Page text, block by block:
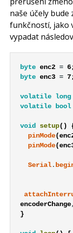
naše účely
funkčností, jako
vypadat
byte enc2 = 6
byte enc3 = 7
volatile long
volatile
bool
void setup( )
pinMode(
pinMode(
Serial .
encoderChange,
}